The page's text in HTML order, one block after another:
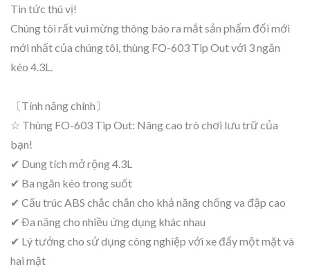
Tin tức thú vị!
Chúng tôi rất vui mừng thông báo ra mắt sản phẩm đổi mới
mới nhất của chúng tôi, thùng FO-603 Tip Out với 3 ngăn
kéo 4.3L.
〔Tính năng chính〕
☆ Thùng FO-603 Tip Out: Nâng cao trò chơi lưu trữ của
bạn!
✔ Dung tích mở rộng 4.3L
✔ Ba ngăn kéo trong suốt
✔ Cấu trúc ABS chắc chắn cho khả năng chống va đập cao
✔ Đa năng cho nhiều ứng dụng khác nhau
✔ Lý tưởng cho sử dụng công nghiệp với xe đẩy một mặt và
hai mặt